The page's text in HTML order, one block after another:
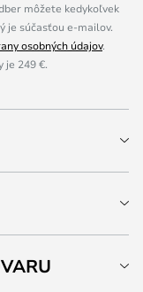
môžete kedykoľvek
je súčasťou e-mailov.
osobných údajov.
je 249 €.